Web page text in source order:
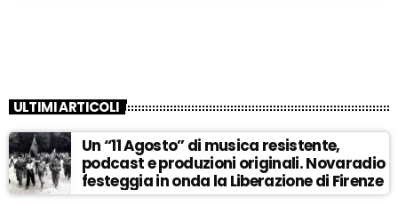
ULTIMI ARTICOLI
Un “11 Agosto” di musica resistente,
podcast e produzioni originali. Novaradio
festeggia in onda la Liberazione di Firenze